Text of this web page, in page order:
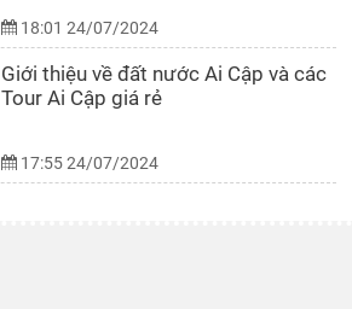
18:01 24/07/2024
Giới thiệu về đất nước Ai Cập và các
Tour Ai Cập giá rẻ
17:55 24/07/2024